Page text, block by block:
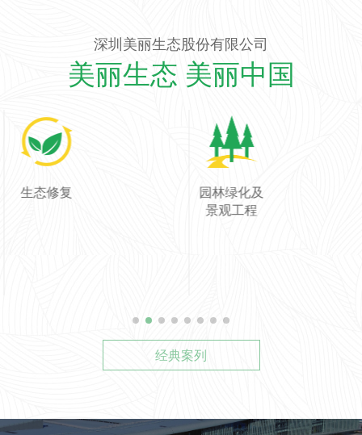
深圳美丽生态股份有限公司
美丽生态 美丽中国
生态修复
园林绿化及
景观工程
经典案列